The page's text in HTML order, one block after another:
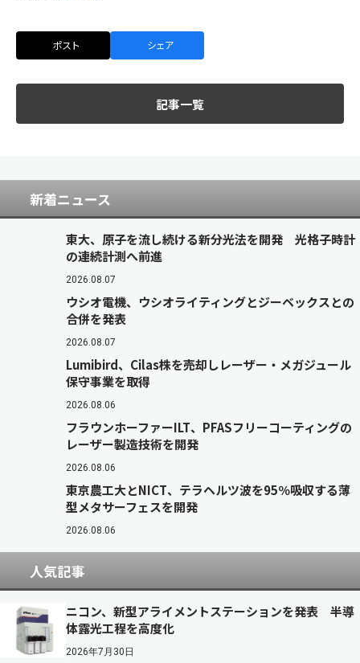
ポスト シェア
記事一覧
新着ニュース
東大、原子を流し続ける新分光法を開発 光格子時計
の連続計測へ前進
2026.08.07
ウシオ電機、ウシオライティングとジーベックスとの
合併を発表
2026.08.07
Lumibird、Cilas株を売却しレーザー・メガジュール
保守事業を取得
2026.08.06
フラウンホーファーILT、PFASフリーコーティングの
レーザー製造技術を開発
2026.08.06
東京農工大とNICT、テラヘルツ波を95％吸収する薄
型メタサーフェスを開発
2026.08.06
人気記事
ニコン、新型アライメントステーションを発表 半導
体露光工程を高度化
2026年7月30日